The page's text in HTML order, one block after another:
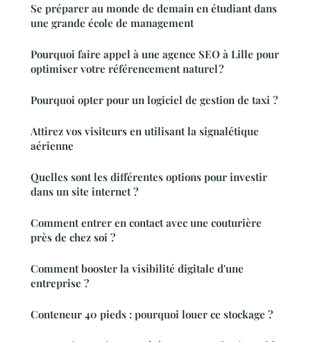
Se préparer au monde de demain en étudiant dans
une grande école de management
Pourquoi faire appel à une agence SEO à Lille pour
optimiser votre référencement naturel ?
Pourquoi opter pour un logiciel de gestion de taxi ?
Attirez vos visiteurs en utilisant la signalétique
aérienne
Quelles sont les différentes options pour investir
dans un site internet ?
Comment entrer en contact avec une couturière
près de chez soi ?
Comment booster la visibilité digitale d'une
entreprise ?
Conteneur 40 pieds : pourquoi louer ce stockage ?